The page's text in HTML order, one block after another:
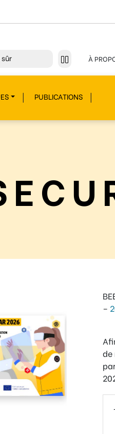
!
À
PUBLICATIONS
–
de